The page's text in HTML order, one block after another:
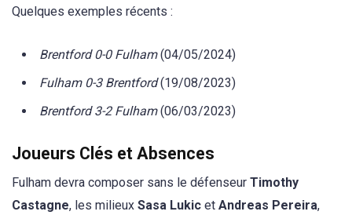
Quelques exemples récents :
Brentford 0-0 Fulham(04/05/2024)
Fulham 0-3 Brentford(19/08/2023)
Brentford 3-2 Fulham(06/03/2023)
Joueurs Clés et Absences
Fulham devra composer sans le défenseur Timothy
Castagne, les milieux Sasa Lukic et Andreas Pereira,